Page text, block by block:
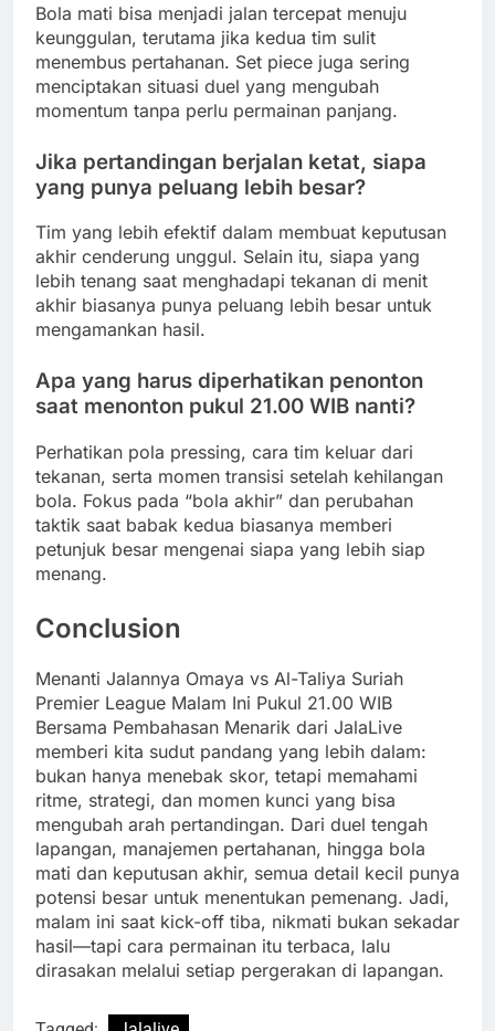
Bola mati bisa menjadi jalan tercepat menuju
keunggulan, terutama jika kedua tim sulit
menembus pertahanan. Set piece juga sering
menciptakan situasi duel yang mengubah
momentum tanpa perlu permainan panjang.
Jika pertandingan berjalan ketat, siapa
yang punya peluang lebih besar?
Tim yang lebih efektif dalam membuat keputusan
akhir cenderung unggul. Selain itu, siapa yang
lebih tenang saat menghadapi tekanan di menit
akhir biasanya punya peluang lebih besar untuk
mengamankan hasil.
Apa yang harus diperhatikan penonton
saat menonton pukul 21.00 WIB nanti?
Perhatikan pola pressing, cara tim keluar dari
tekanan, serta momen transisi setelah kehilangan
bola. Fokus pada “bola akhir” dan perubahan
taktik saat babak kedua biasanya memberi
petunjuk besar mengenai siapa yang lebih siap
menang.
Conclusion
Menanti Jalannya Omaya vs Al-Taliya Suriah
Premier League Malam Ini Pukul 21.00 WIB
Bersama Pembahasan Menarik dari JalaLive
memberi kita sudut pandang yang lebih dalam:
bukan hanya menebak skor, tetapi memahami
ritme, strategi, dan momen kunci yang bisa
mengubah arah pertandingan. Dari duel tengah
lapangan, manajemen pertahanan, hingga bola
mati dan keputusan akhir, semua detail kecil punya
potensi besar untuk menentukan pemenang. Jadi,
malam ini saat kick-off tiba, nikmati bukan sekadar
hasil—tapi cara permainan itu terbaca, lalu
dirasakan melalui setiap pergerakan di lapangan.